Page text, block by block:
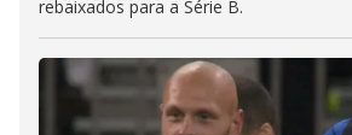
rebaixados para a Série B.